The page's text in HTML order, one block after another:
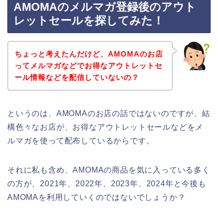
AMOMAのメルマガ登録後のアウト
レットセールを探してみた！
ちょっと考えたんだけど、AMOMAのお店
ってメルマガなどでお得なアウトレットセ
ール情報などを配信していないの？
というのは、AMOMAのお店の話ではないのですが、結
構色々なお店が、お得なアウトレットセールなどをメ
ルマガを使って配布しているからです。
それに私も含め、AMOMAの商品を気に入っている多く
の方が、2021年、2022年、2023年、2024年と今後も
AMOMAを利用していくのではないでしょうか？